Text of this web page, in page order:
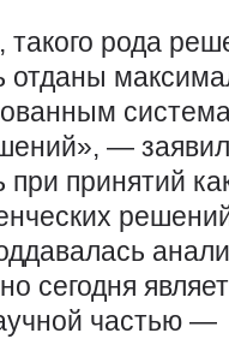
такого рода
—
при принятий
сегодня
частью —